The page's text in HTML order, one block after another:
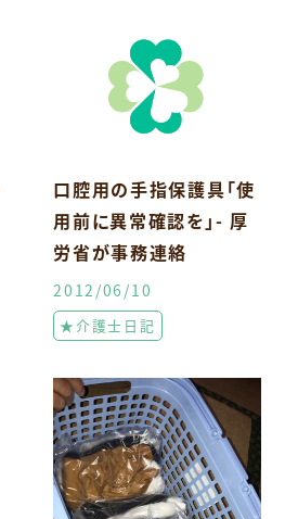
口腔用の手指保護具「使
用前に異常確認を」- 厚
労省が事務連絡
2012/06/10
★介護士日記